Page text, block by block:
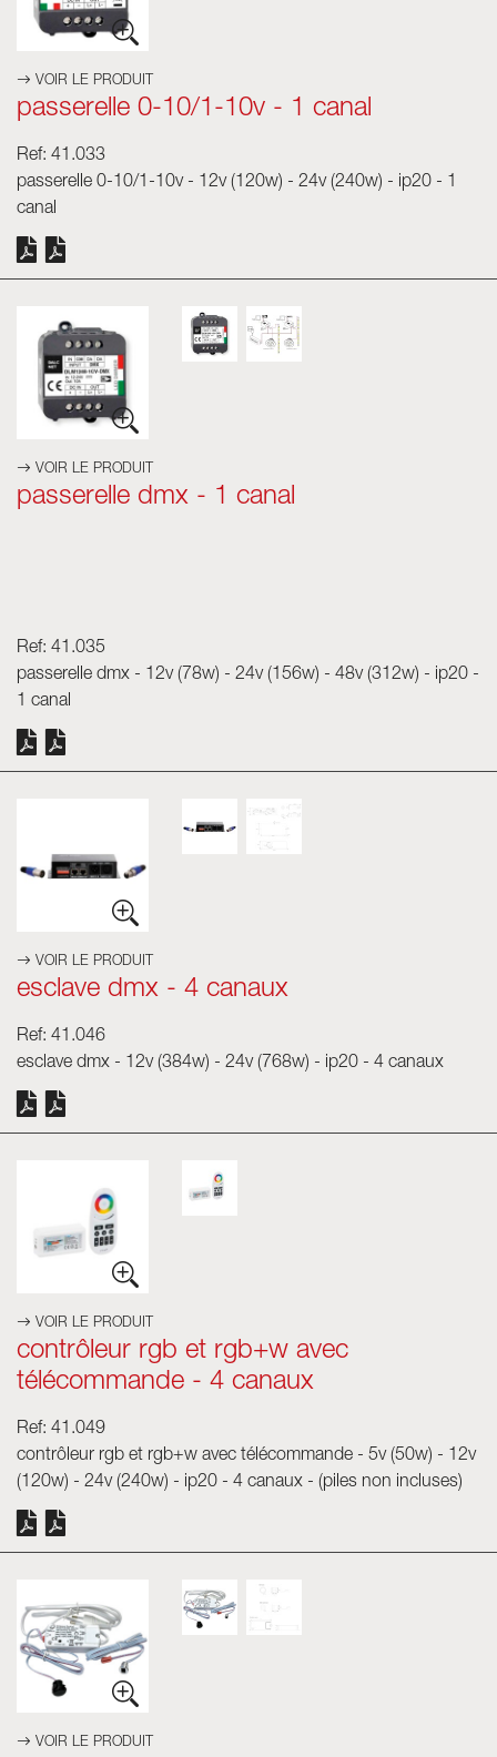
VOIR LE PRODUIT
passerelle 0-10/1-10v - 1 canal
Ref: 41.033
passerelle 0-10/1-10v - 12v (120w) - 24v (240w) - ip20 - 1
canal
VOIR LE PRODUIT
passerelle dmx - 1 canal
Ref: 41.035
passerelle dmx - 12v (78w) - 24v (156w) - 48v (312w) - ip20 -
1 canal
VOIR LE PRODUIT
esclave dmx - 4 canaux
Ref: 41.046
esclave dmx - 12v (384w) - 24v (768w) - ip20 - 4 canaux
VOIR LE PRODUIT
contrôleur rgb et rgb+w avec
télécommande - 4 canaux
Ref: 41.049
contrôleur rgb et rgb+w avec télécommande - 5v (50w) - 12v
(120w) - 24v (240w) - ip20 - 4 canaux - (piles non incluses)
VOIR LE PRODUIT